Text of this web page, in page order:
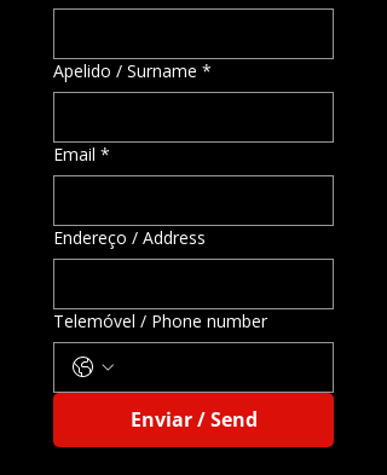
Apelido / Surname *
Email *
Endereço / Address
Telemóvel / Phone number
Enviar / Send